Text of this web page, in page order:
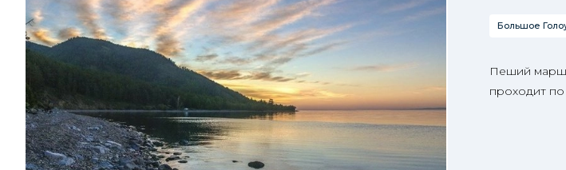
Большое
Пеший
проходит